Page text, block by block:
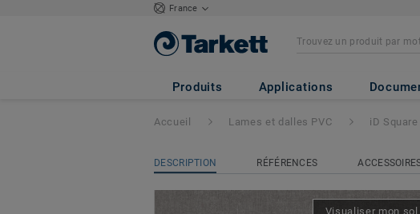
France
Produits Applications
iD Square Loose-Lay -
Accueil Lames et dalles PVC iD
DESCRIPTION RÉFÉRENCES
Visualiser mon sol